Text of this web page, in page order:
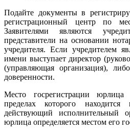
Подайте документы в
регистрационный центр по
Заявителями являются
представители на основании
учредителя. Если учредителем
имени выступает директор
(управляющая организация),
доверенности.
Место госрегистрации
пределах которого
действующий исполнительный
юрлица определяется местом его